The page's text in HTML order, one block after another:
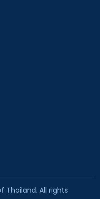
Thailand. All rights